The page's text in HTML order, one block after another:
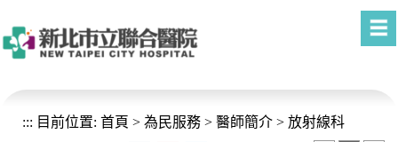
::: 目前位置: 首頁 > 為民服務 > 醫師簡介 > 放射線科